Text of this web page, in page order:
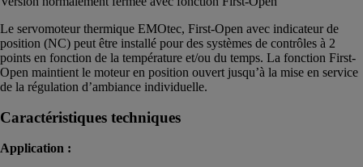
Le servomoteur thermique EMOtec, First-Open avec indicateur de
position (NC) peut être installé pour des systèmes de contrôles à 2
points en fonction de la température et/ou du temps. La fonction First-
Open maintient le moteur en position ouvert jusqu’à la mise en service
de la régulation d’ambiance individuelle.
Caractéristiques techniques
Application :